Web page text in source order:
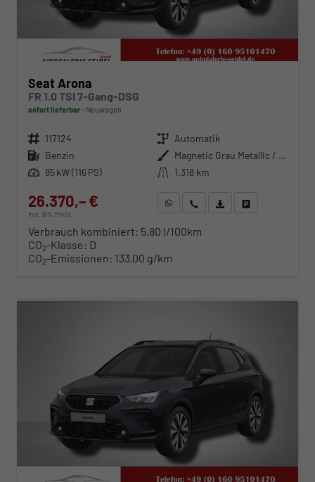
Seat Arona
FR 1.0 TSI 7-Gang-DSG
sofort lieferbar Neuwagen
Fahrzeugnr. 117124 Getriebe Automatik
Kraftstoff Benzin Außenfarbe
Magnetic Grau Metallic / Dach in Midnight Schwarz Metallic
Leistung 85 kW (116 PS) Kilometerstand 1.318 km
26.370,– €
incl. 19% MwSt.
WhatsApp anfragen
Wir rufen Sie anFahrzeugexposé (PDF)
Verbrauch kombiniert: 5,80 l/100km
CO2-Klasse: D
CO2-Emissionen: 133,00 g/km